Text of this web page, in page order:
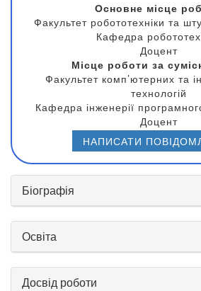
Основне місце
Факультет робототехніки та
Кафедра
Доцент
Місце роботи за
Факультет комп’ютерних та
технологій
Кафедра інженерії
Доцент
НАПИСАТИ
Біографія
Освіта
Досвід роботи